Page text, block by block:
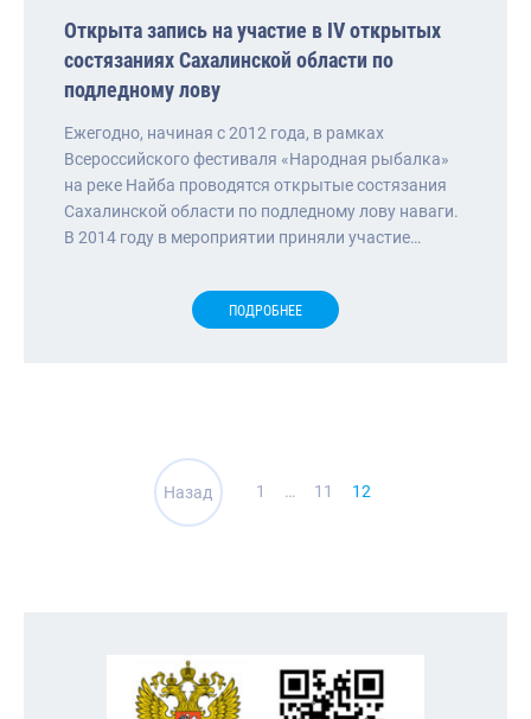
Открыта запись на участие в IV открытых
состязаниях Сахалинской области по
подледному лову
Ежегодно, начиная с 2012 года, в рамках
Всероссийского фестиваля «Народная рыбалка»
на реке Найба проводятся открытые состязания
Сахалинской области по подледному лову наваги.
В 2014 году в мероприятии приняли участие…
ПОДРОБНЕЕ
по
Назад 1 … 11 12